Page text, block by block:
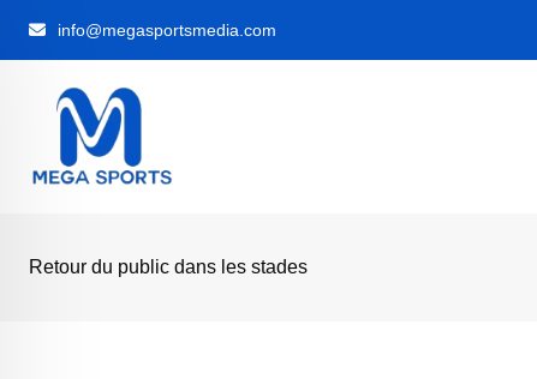
info@megasportsmedia.com
Retour du public dans les stades